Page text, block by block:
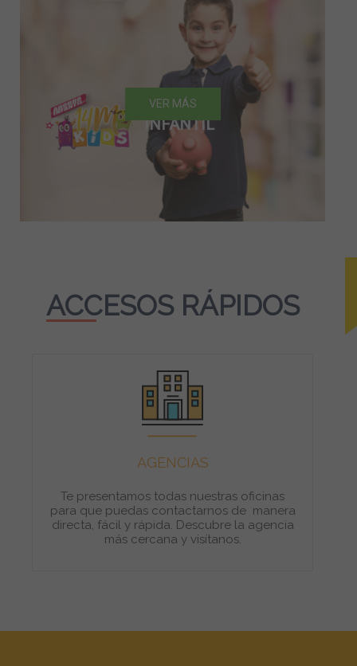
AHORRO
INFANTIL
VER MÁS
ACCESOS RÁPIDOS
AGENCIAS
Te presentamos todas nuestras oficinas
para que puedas contactarnos de manera
directa, fácil y rápida. Descubre la agencia
más cercana y visítanos.